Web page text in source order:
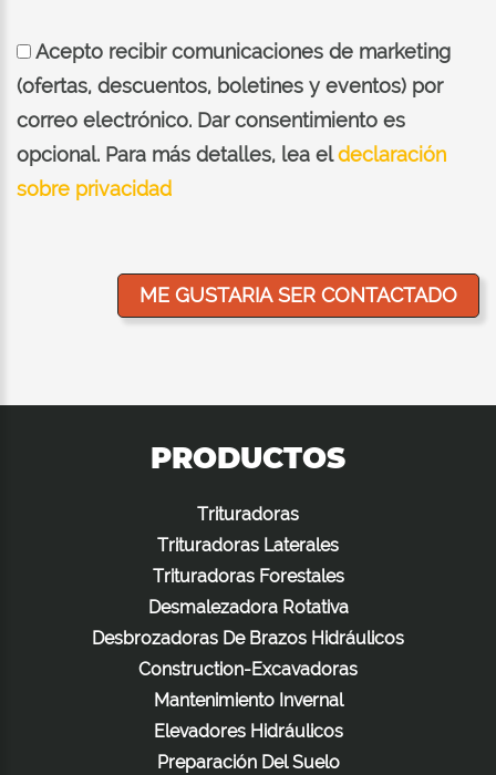
Acepto recibir comunicaciones de marketing
(ofertas, descuentos, boletines y eventos) por
correo electrónico. Dar consentimiento es
opcional. Para más detalles, lea eldeclaración
sobre privacidad
PRODUCTOS
Trituradoras
Trituradoras Laterales
Trituradoras Forestales
Desmalezadora Rotativa
Desbrozadoras De Brazos Hidráulicos
Construction-Excavadoras
Mantenimiento Invernal
Elevadores Hidráulicos
Preparación Del Suelo